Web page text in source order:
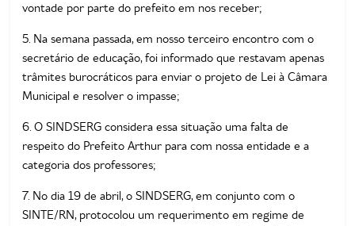
vontade por parte do prefeito em nos receber;
5. Na semana passada, em nosso terceiro encontro com o
secretário de educação, foi informado que restavam apenas
trâmites burocráticos para enviar o projeto de Lei à Câmara
Municipal e resolver o impasse;
6. O SINDSERG considera essa situação uma falta de
respeito do Prefeito Arthur para com nossa entidade e a
categoria dos professores;
7. No dia 19 de abril, o SINDSERG, em conjunto com o
SINTE/RN, protocolou um requerimento em regime de